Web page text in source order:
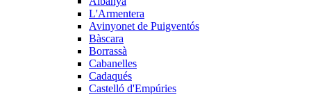
L'Armentera
Avinyonet de Puigventós
Bàscara
Borrassà
Cabanelles
Cadaqués
Castelló d'Empúries